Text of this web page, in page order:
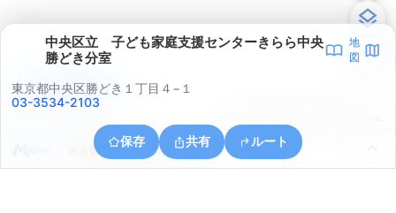
中央区立 子ども家庭支援センターきらら中央
勝どき分室
地
図
東京都中央区勝どき１丁目４−１
03-3534-2103
保存 共有 ルート
東京都中央区晴海５丁目
アプリで見る